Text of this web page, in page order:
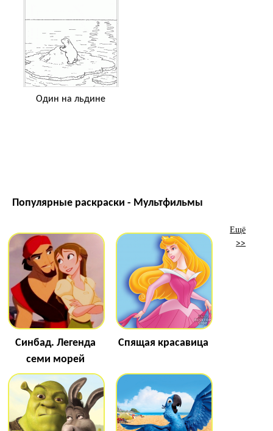
Один на льдине
Популярные раскраски - Мультфильмы
Синбад. Легенда
семи морей
Спящая красавица
Ещё
>>